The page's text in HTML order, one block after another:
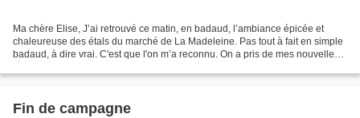
Ma chère Elise, J’ai retrouvé ce matin, en badaud, l’ambiance épicée et
chaleureuse des étals du marché de La Madeleine. Pas tout à fait en simple
badaud, à dire vrai. C'est que l'on m’a reconnu. On a pris de mes nouvelles.
Fin de campagne